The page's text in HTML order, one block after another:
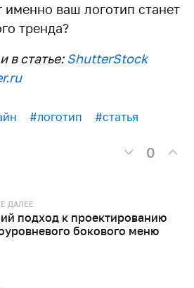
именно ваш логотип станет
тренда?
в статье:ShutterStock
#логотип #статья
0
ДАЛЕЕ
подход к проектированию
бокового меню